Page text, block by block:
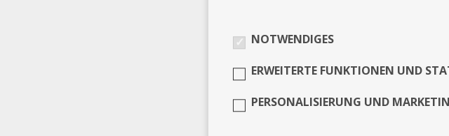
meine
NOTWENDIGES
ERWEITERTE FUNKTIONEN UND
PERSONALISIERUNG UND